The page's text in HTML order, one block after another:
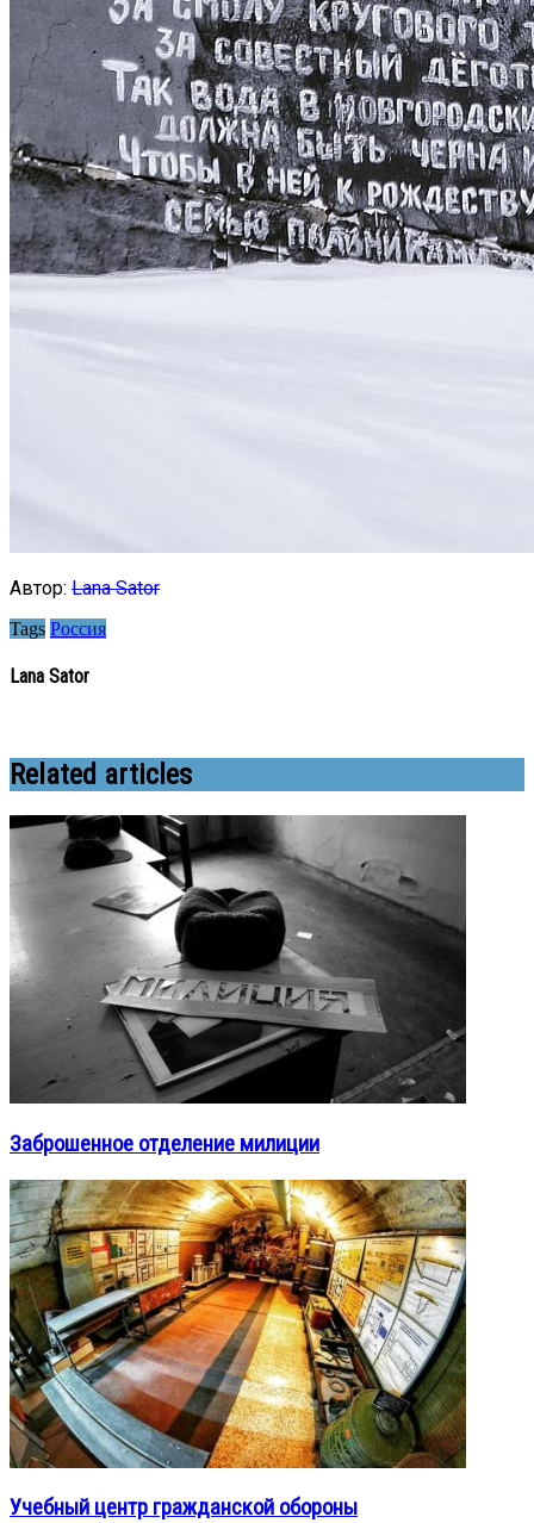
Автор: Lana Sator
Tags Россия
Lana Sator
Related articles
Заброшенное отделение милиции
Учебный центр гражданской обороны